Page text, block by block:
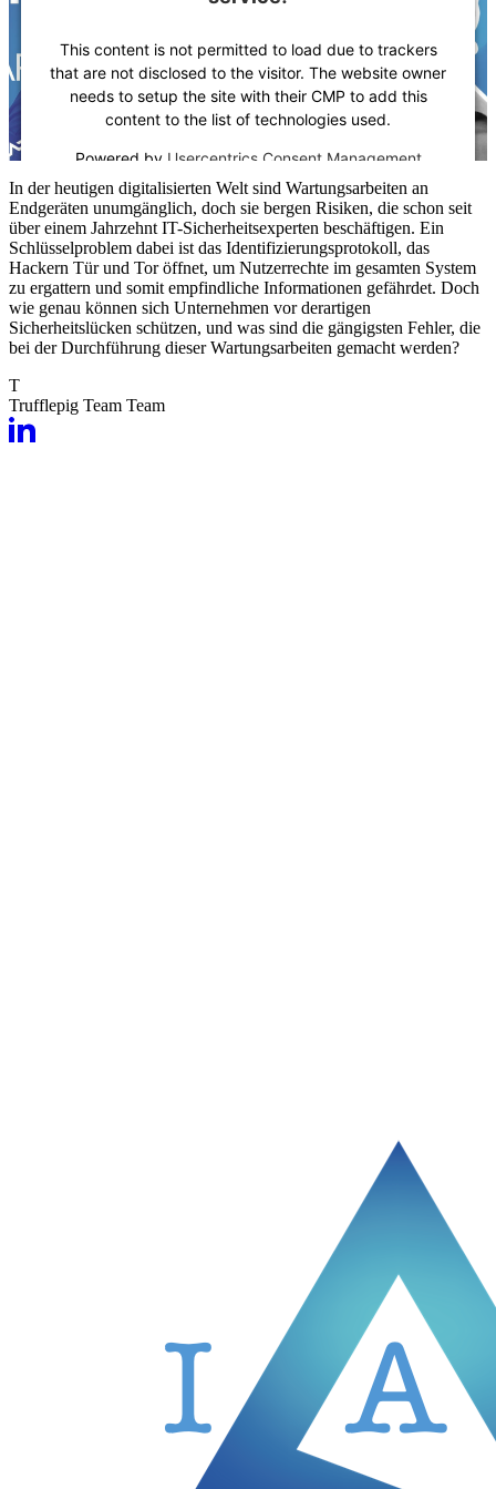
This content is not permitted to load due to trackers
that are not disclosed to the visitor. The website owner
needs to setup the site with their CMP to add this
content to the list of technologies used.
Powered by Usercentrics Consent Management
Platform
In der heutigen digitalisierten Welt sind Wartungsarbeiten an
Endgeräten unumgänglich, doch sie bergen Risiken, die schon seit
über einem Jahrzehnt IT-Sicherheitsexperten beschäftigen. Ein
Schlüsselproblem dabei ist das Identifizierungsprotokoll, das
Hackern Tür und Tor öffnet, um Nutzerrechte im gesamten System
zu ergattern und somit empfindliche Informationen gefährdet. Doch
wie genau können sich Unternehmen vor derartigen
Sicherheitslücken schützen, und was sind die gängigsten Fehler, die
bei der Durchführung dieser Wartungsarbeiten gemacht werden?
T
Trufflepig Team Team